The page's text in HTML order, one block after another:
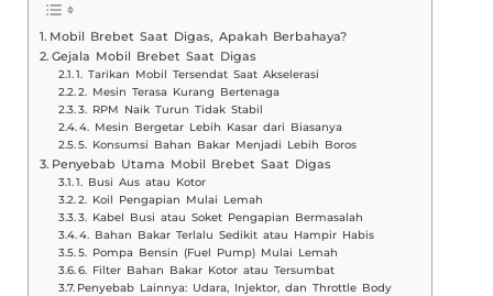
Mobil Brebet Saat Digas, Apakah Berbahaya?
Gejala Mobil Brebet Saat Digas
1. Tarikan Mobil Tersendat Saat Akselerasi
2. Mesin Terasa Kurang Bertenaga
3. RPM Naik Turun Tidak Stabil
4. Mesin Bergetar Lebih Kasar dari Biasanya
5. Konsumsi Bahan Bakar Menjadi Lebih Boros
Penyebab Utama Mobil Brebet Saat Digas
1. Busi Aus atau Kotor
2. Koil Pengapian Mulai Lemah
3. Kabel Busi atau Soket Pengapian Bermasalah
4. Bahan Bakar Terlalu Sedikit atau Hampir Habis
5. Pompa Bensin (Fuel Pump) Mulai Lemah
6. Filter Bahan Bakar Kotor atau Tersumbat
Penyebab Lainnya: Udara, Injektor, dan Throttle Body